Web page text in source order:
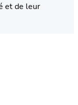
et de leur